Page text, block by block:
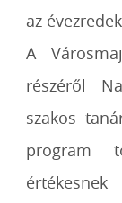
az
A
részéről
szakos
program